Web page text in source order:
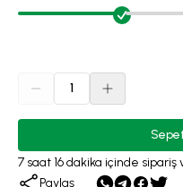
1
7 saat 16dakika içinde sipariş
Paylaş